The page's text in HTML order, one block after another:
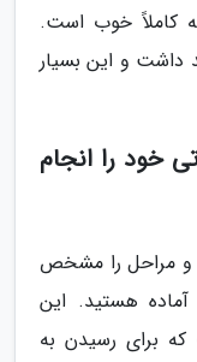
کاملاً خوب است.
و این بسیار
خود را انجام
و مراحل را مشخص
آماده هستید. این
برای رسیدن به